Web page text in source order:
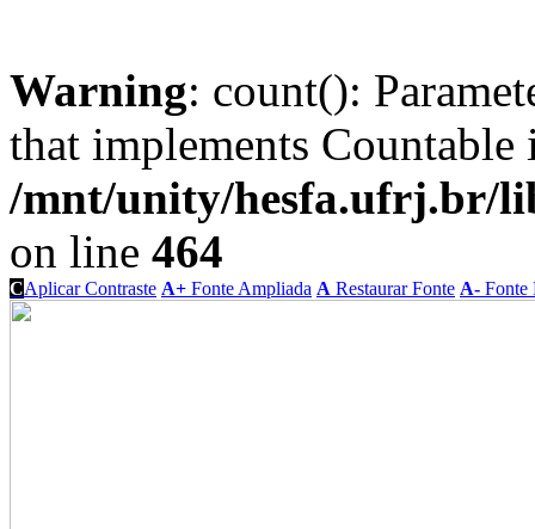
Warning: count():
that implements Countable
/mnt/unity/hesfa.ufrj.br/
on line 464
CAplicar Contraste A+ Fonte Ampliada A Restaurar Fonte A- Fonte